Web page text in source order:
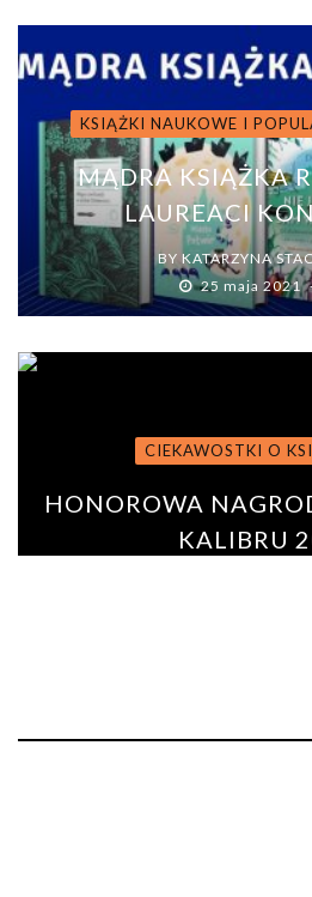
KSIĄŻKI NAUKOWE I
MĄDRA KSIĄŻKA
LAUREACI
BY KATARZYNA
25 maja 2021
CIEKAWOSTKI O
HONOROWA
KALIBRU